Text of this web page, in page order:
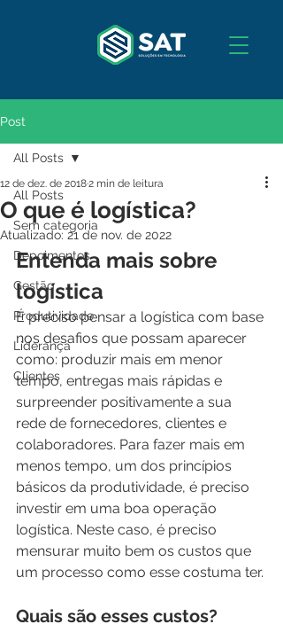
Post
All Posts
Sem categoria
Depoimentos
Gestão
Produtividade
Liderança
Clientes
All Posts
O que é logística?
12 de dez. de 20182 min de leitura
Atualizado: 21 de nov. de 2022
Entenda mais sobre
logística
É preciso pensar a logística com base
nos desafios que possam aparecer
como: produzir mais em menor
tempo, entregas mais rápidas e
surpreender positivamente a sua
rede de fornecedores, clientes e
colaboradores. Para fazer mais em
menos tempo, um dos princípios
básicos da produtividade, é preciso
investir em uma boa operação
logística. Neste caso, é preciso
mensurar muito bem os custos que
um processo como esse costuma ter.
Quais são esses custos?